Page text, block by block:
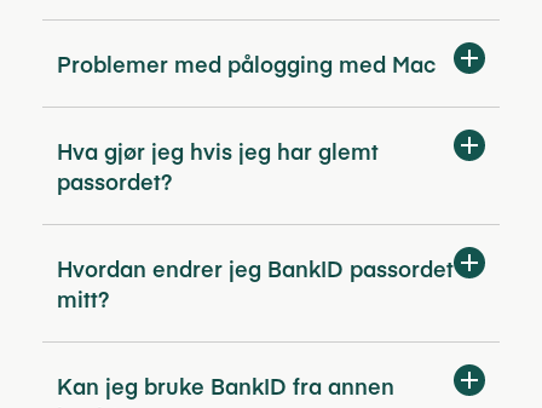
Problemer med pålogging med Mac
Hva gjør jeg hvis jeg har glemt
passordet?
Hvordan endrer jeg BankID passordet
mitt?
Kan jeg bruke BankID fra annen